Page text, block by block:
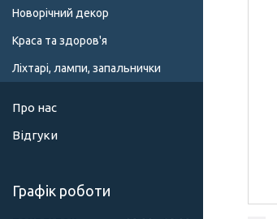
Новорічний декор
Краса та здоров'я
Ліхтарі, лампи, запальнички
Про нас
Відгуки
Графік роботи